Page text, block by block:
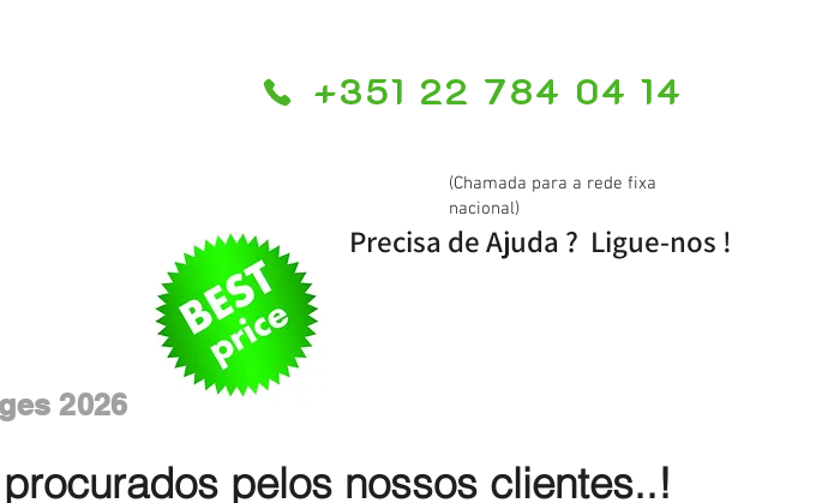
+351 22 784 04 14
2026
(Chamada para a rede fixa
nacional)
Precisa de Ajuda ? Ligue-nos !
pelos nossos clientes..!